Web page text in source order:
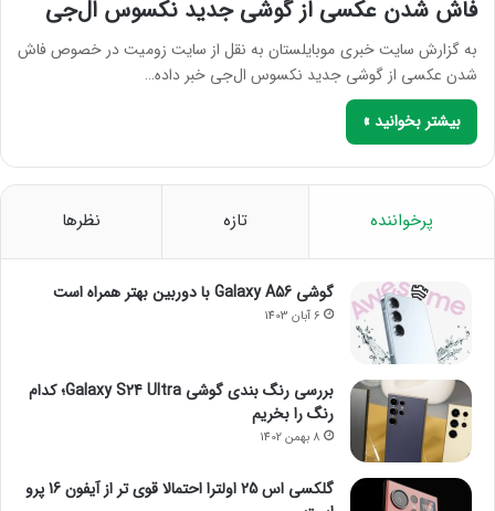
فاش شدن عکسی از گوشی جدید نکسوس ال‌جی
به گزارش سایت خبری موبایلستان به نقل از سایت زومیت در خصوص فاش
شدن عکسی از گوشی جدید نکسوس ال‌جی خبر داده…
بیشتر بخوانید »
پرخواننده تازه نظرها
گوشی Galaxy A56 با دوربین بهتر همراه است
6 آبان 1403
بررسی رنگ بندی گوشی Galaxy S24 Ultra؛ کدام
رنگ را بخریم
8 بهمن 1402
گلکسی اس 25 اولترا احتمالا قوی تر از آیفون 16 پرو